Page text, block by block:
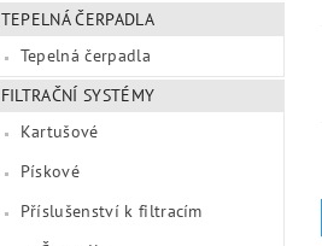
TEPELNÁ ČERPADLA
Tepelná čerpadla
FILTRAČNÍ SYSTÉMY
Kartušové
Pískové
Příslušenství k filtracím